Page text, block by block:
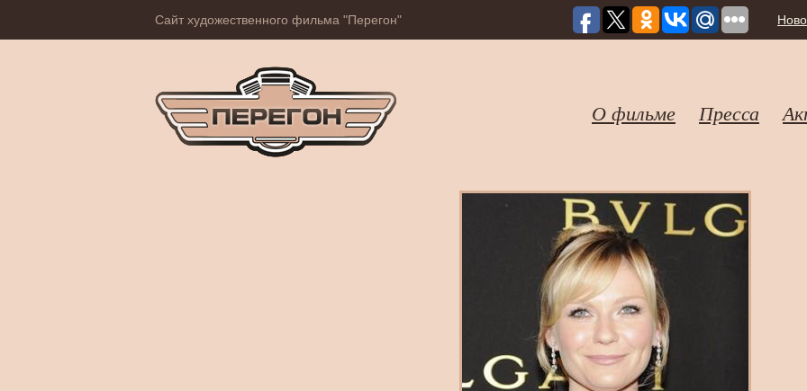
Сайт художественного фильма "Перегон"
О фильме Пресса